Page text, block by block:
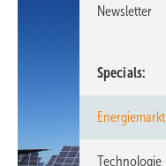
Newsletter
Specials
Energiemarkt
Technologie